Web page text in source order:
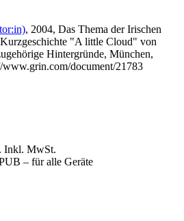
, 2004, Das Thema der Irischen
Kurzgeschichte "A little Cloud" von
Hintergründe, München,
document/21783
Inkl. MwSt.
– für alle Geräte